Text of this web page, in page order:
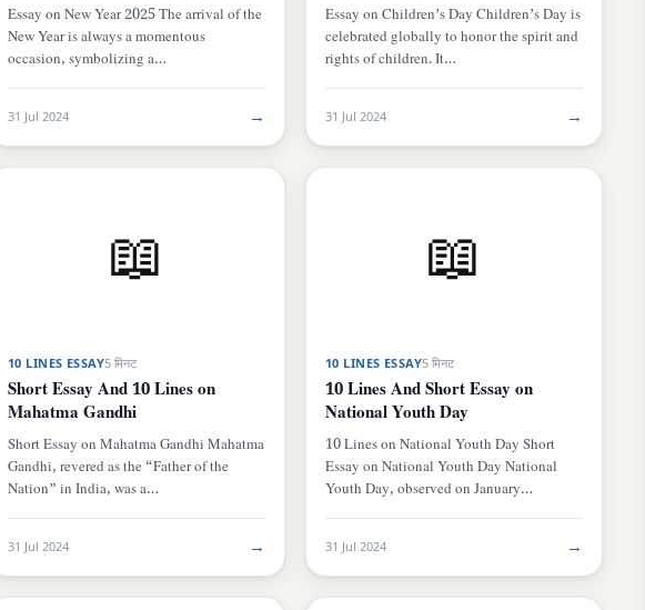
Essay on New Year 2025 The arrival of the
New Year is always a momentous
occasion, symbolizing a…
31 Jul 2024 →
Essay on Children’s Day Children’s Day is
celebrated globally to honor the spirit and
rights of children. It…
31 Jul 2024 →
📖
10 LINES ESSAY5 मिनट
Short Essay And 10 Lines on
Mahatma Gandhi
Short Essay on Mahatma Gandhi Mahatma
Gandhi, revered as the “Father of the
Nation” in India, was a…
31 Jul 2024 →
📖
10 LINES ESSAY5 मिनट
10 Lines And Short Essay on
National Youth Day
10 Lines on National Youth Day Short
Essay on National Youth Day National
Youth Day, observed on January…
31 Jul 2024 →